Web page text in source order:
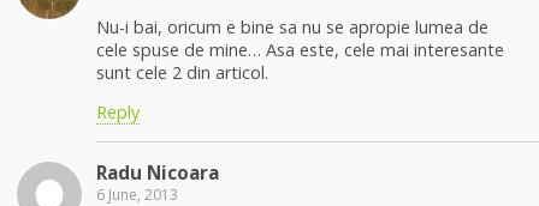
Nu-i bai, oricum e bine sa nu se apropie lumea de
cele spuse de mine… Asa este, cele mai interesante
sunt cele 2 din articol.
Reply
Radu Nicoara
6 June, 2013